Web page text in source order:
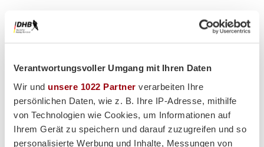
Verantwortungsvoller Umgang mit Ihren Daten
Wir und unsere 1022 Partner verarbeiten Ihre
persönlichen Daten, wie z. B. Ihre IP-Adresse, mithilfe
von Technologien wie Cookies, um Informationen auf
Ihrem Gerät zu speichern und darauf zuzugreifen und so
personalisierte Werbung und Inhalte, Messungen von